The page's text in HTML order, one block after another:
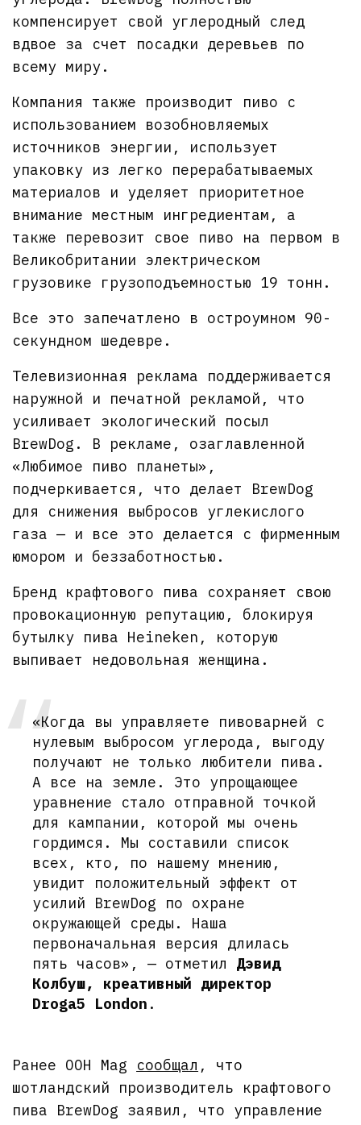
компенсирует свой углеродный след
вдвое за счет посадки деревьев по
всему миру.
Компания также производит пиво с
использованием возобновляемых
источников энергии, использует
упаковку из легко перерабатываемых
материалов и уделяет приоритетное
внимание местным ингредиентам, а
также перевозит свое пиво на первом в
Великобритании электрическом
грузовике грузоподъемностью 19 тонн.
Все это запечатлено в остроумном 90-
секундном шедевре.
Телевизионная реклама поддерживается
наружной и печатной рекламой, что
усиливает экологический посыл
BrewDog. В рекламе, озаглавленной
«Любимое пиво планеты»,
подчеркивается, что делает BrewDog
для снижения выбросов углекислого
газа — и все это делается с фирменным
юмором и беззаботностью.
Бренд крафтового пива сохраняет свою
провокационную репутацию, блокируя
бутылку пива Heineken, которую
выпивает недовольная женщина.
«Когда вы управляете пивоварней с
нулевым выбросом углерода, выгоду
получают не только любители пива.
А все на земле. Это упрощающее
уравнение стало отправной точкой
для кампании, которой мы очень
гордимся. Мы составили список
всех, кто, по нашему мнению,
увидит положительный эффект от
усилий BrewDog по охране
окружающей среды. Наша
первоначальная версия длилась
пять часов», — отметил Дэвид
Колбуш, креативный директор
Droga5 London .
Ранее OOH Mag сообщал , что
шотландский производитель крафтового
пива BrewDog заявил, что управление